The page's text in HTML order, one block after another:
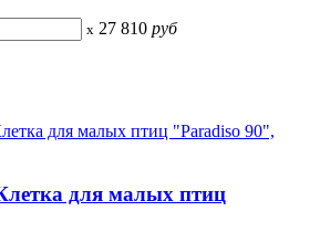
x 27 810 руб
для малых птиц